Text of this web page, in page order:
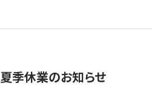
夏季休業のお知らせ